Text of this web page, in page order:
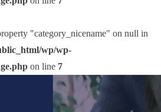
"category_nicename" on null in
wp/wp-
on line 7